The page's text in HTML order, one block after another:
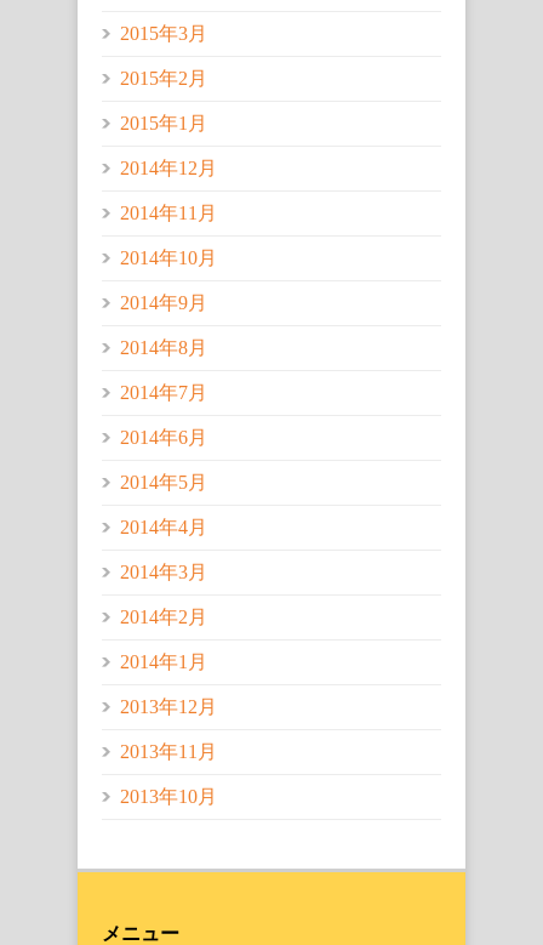
2015年3月
2015年2月
2015年1月
2014年12月
2014年11月
2014年10月
2014年9月
2014年8月
2014年7月
2014年6月
2014年5月
2014年4月
2014年3月
2014年2月
2014年1月
2013年12月
2013年11月
2013年10月
メニュー